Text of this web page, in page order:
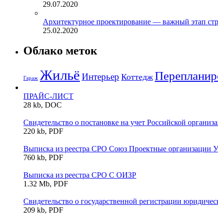
29.07.2020
Архитектурное проектирование — важный этап
25.02.2020
Облако меток
Гараж Жильё Интерьер Коттедж
ПРАЙС-ЛИСТ
28 kb, DOC
Свидетельство о постановке на учет Российской
220 kb, PDF
Выписка из реестра СРО Союз Проектные организации
760 kb, PDF
Выписка из реестра СРО С ОИЗР
1.32 Mb, PDF
Свидетельство о государственной регистрации
209 kb, PDF